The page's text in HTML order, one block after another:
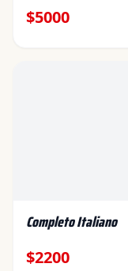
$5000
Completo Italiano
$2200